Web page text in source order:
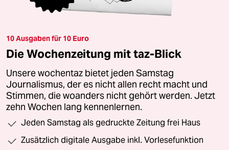
10 Ausgaben für 10 Euro
Die Wochenzeitung mit taz-Blick
Unsere wochentaz bietet jeden Samstag
Journalismus, der es nicht allen recht macht und
Stimmen, die woanders nicht gehört werden. Jetzt
zehn Wochen lang kennenlernen.
Jeden Samstag als gedruckte Zeitung frei Haus
Zusätzlich digitale Ausgabe inkl. Vorlesefunktion